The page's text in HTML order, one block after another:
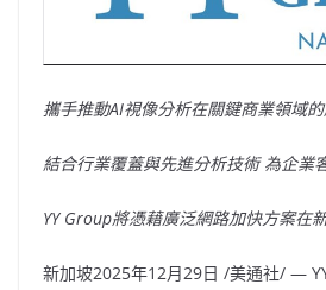
攜手推動AI視像分析在關鍵商業領域
結合行業覆蓋與先進分析技術 為企業
YY Group將憑藉廣泛網路加快方案在
新加坡2025年12月29日 /美通社/ —